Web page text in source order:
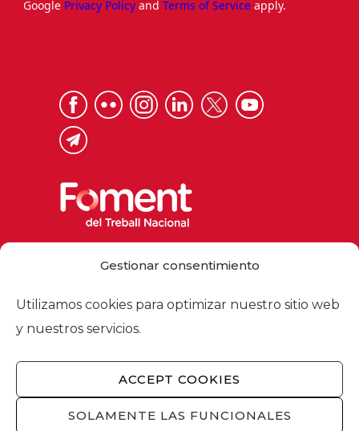
Gestionar consentimiento
Utilizamos cookies para optimizar nuestro sitio web
y nuestros servicios.
ACCEPT COOKIES
SOLAMENTE LAS FUNCIONALES
Google Privacy Policy and Terms of Service apply.
foment@foment.com
© 2026 - Foment del Treball Nacional